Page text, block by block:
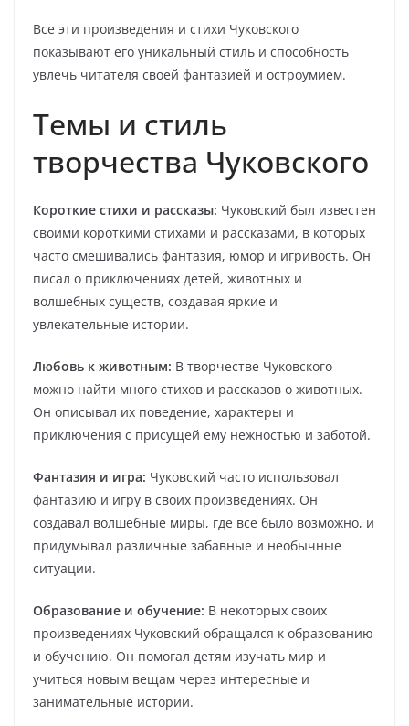
Все эти произведения и стихи Чуковского
показывают его уникальный стиль и способность
увлечь читателя своей фантазией и остроумием.
Темы и стиль
творчества Чуковского
Короткие стихи и рассказы: Чуковский был известен
своими короткими стихами и рассказами, в которых
часто смешивались фантазия, юмор и игривость. Он
писал о приключениях детей, животных и
волшебных существ, создавая яркие и
увлекательные истории.
Любовь к животным: В творчестве Чуковского
можно найти много стихов и рассказов о животных.
Он описывал их поведение, характеры и
приключения с присущей ему нежностью и заботой.
Фантазия и игра: Чуковский часто использовал
фантазию и игру в своих произведениях. Он
создавал волшебные миры, где все было возможно, и
придумывал различные забавные и необычные
ситуации.
Образование и обучение: В некоторых своих
произведениях Чуковский обращался к образованию
и обучению. Он помогал детям изучать мир и
учиться новым вещам через интересные и
занимательные истории.